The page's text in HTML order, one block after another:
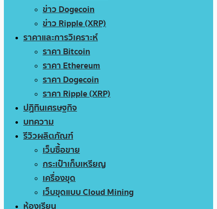
ข่าว Dogecoin
ข่าว Ripple (XRP)
ราคาและการวิเคราะห์
ราคา Bitcoin
ราคา Ethereum
ราคา Dogecoin
ราคา Ripple (XRP)
ปฏิทินเศรษฐกิจ
บทความ
รีวิวผลิตภัณฑ์
เว็บซื้อขาย
กระเป๋าเก็บเหรียญ
เครื่องขุด
เว็บขุดแบบ Cloud Mining